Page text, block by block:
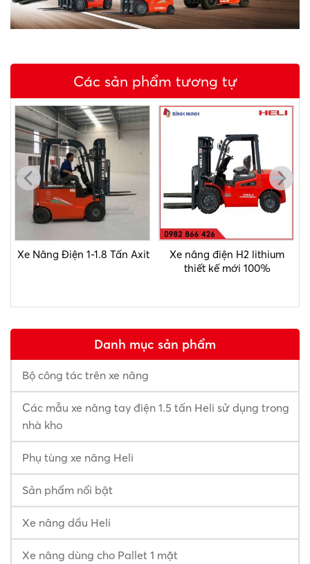
Các sản phẩm tương tự
Xe Nâng Điện 1-1.8 Tấn Axit
Xe nâng điện H2 lithium
thiết kế mới 100%
Danh mục sản phẩm
Bộ công tác trên xe nâng
Các mẫu xe nâng tay điện 1.5 tấn Heli sử dụng trong
nhà kho
Phụ tùng xe nâng Heli
Sản phẩm nổi bật
Xe nâng dầu Heli
Xe nâng dùng cho Pallet 1 mặt